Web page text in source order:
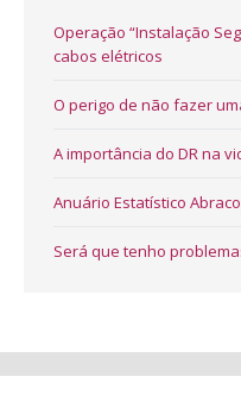
Operação “Instalação
cabos elétricos
O perigo de não fazer
A importância do DR na
Anuário Estatístico
Será que tenho